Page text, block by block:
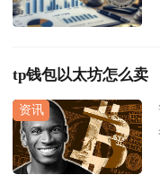
tp钱包以太坊怎么卖